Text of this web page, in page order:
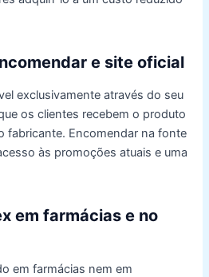
e site oficial
exclusivamente através do seu
os clientes recebem o produto
fabricante. Encomendar na fonte
às promoções atuais e uma
em farmácias e no
em farmácias nem em